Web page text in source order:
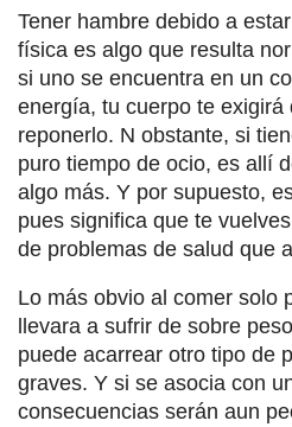
Tener hambre debido a
física es algo que resulta
si uno se encuentra en un
energía, tu cuerpo te exigirá
reponerlo. N obstante, si
puro tiempo de ocio, es allí
algo más. Y por supuesto,
pues significa que te
de problemas de salud que
Lo más obvio al comer solo
llevara a sufrir de sobre
puede acarrear otro tipo de
graves. Y si se asocia con
consecuencias serán aun